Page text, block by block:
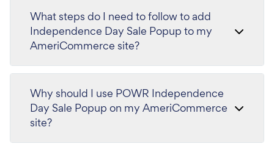
What steps do I need to follow to add
Independence Day Sale Popup to my
AmeriCommerce site?
Why should I use POWR Independence
Day Sale Popup on my AmeriCommerce
site?